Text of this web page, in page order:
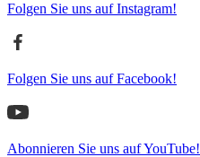
Folgen Sie uns auf Instagram!
Folgen Sie uns auf Facebook!
Abonnieren Sie uns auf YouTube!